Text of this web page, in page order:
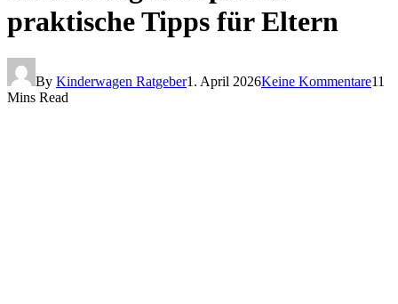
praktische Tipps für Eltern
By Kinderwagen Ratgeber1. April 2026Keine Kommentare11
Mins Read